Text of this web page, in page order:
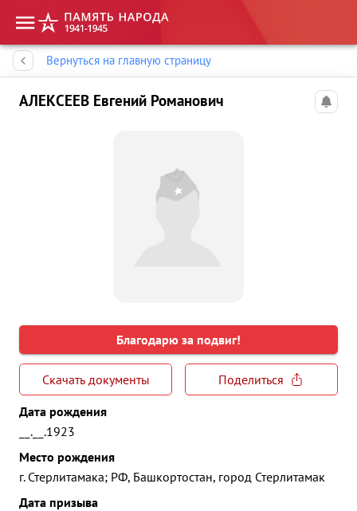
Вернуться на главную страницу
АЛЕКСЕЕВ Евгений Романович
Благодарю за подвиг!
Скачать документы
Поделиться
Дата рождения
__.__.1923
Место рождения
г. Стерлитамака; РФ, Башкортостан, город Стерлитамак
Дата призыва
Память народа